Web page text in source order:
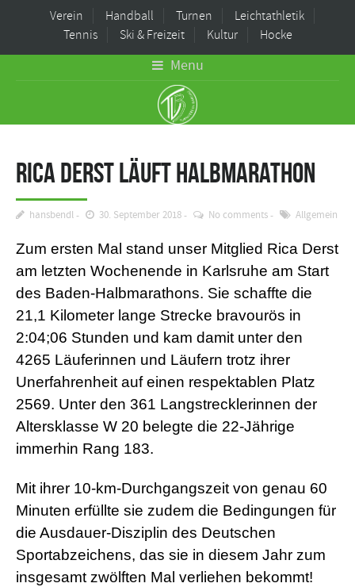
Verein Handball Turnen
Leichtathletik
Tennis
Ski & Freizeit Kultur Hocke
Menu
Rica Derst läuft Halbmarathon
hansbendl 30. September 2018 No comments Allgemein
Zum ersten Mal stand unser Mitglied Rica Derst
am letzten Wochenende in Karlsruhe am Start
des Baden-Halbmarathons. Sie schaffte die
21,1 Kilometer lange Strecke bravourös in
2:04;06 Stunden und kam damit unter den
4265 Läuferinnen und Läufern trotz ihrer
Unerfahrenheit auf einen respektablen Platz
2569. Unter den 361 Langstrecklerinnen der
Altersklasse W 20 belegte die 22-Jährige
immerhin Rang 183.
Mit ihrer 10-km-Durchgangszeit von genau 60
Minuten erfüllte sie zudem die Bedingungen für
die Ausdauer-Disziplin des Deutschen
Sportabzeichens, das sie in diesem Jahr zum
insgesamt zwölften Mal verliehen bekommt!